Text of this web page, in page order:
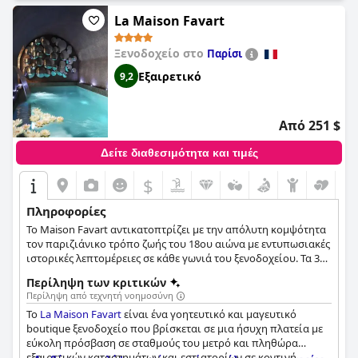
βαθμολογία τεσσάρων αστέρων του ξενοδοχείου, οι
περισσότεροι επισκέπτες είχαν μια θετική εμπειρία που
ανταποκρίνεται στις προσδοκίες τους από ένα πολυτελές και
κομψό ξενοδοχείο.
La Maison Favart
Ξενοδοχείο στο Παρίσι
9,2 Εξαιρετικό
Από 251 $
Δείτε διαθεσιμότητα και τιμές
$
Πληροφορίες
Το Maison Favart αντικατοπτρίζει με την απόλυτη κομψότητα
τον παριζιάνικο τρόπο ζωής του 18ου αιώνα με εντυπωσιακές
ιστορικές λεπτομέρειες σε κάθε γωνιά του ξενοδοχείου. Τα 37
κλασικό ύφος, προσφέροντας ταυτόχρονα και όλες τις
μοντέρνες παροχές που μπορεί να χρειαστούν οι
φιλοξενούμενοι.
Περίληψη των κριτικών
Περίληψη από τεχνητή νοημοσύνη
Το La Maison Favartείναι ένα γοητευτικό και μαγευτικό
boutique ξενοδοχείο που βρίσκεται σε μια ήσυχη πλατεία με
εύκολη πρόσβαση σε σταθμούς του μετρό και πληθώρα